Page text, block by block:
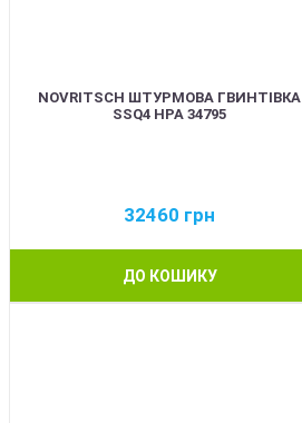
NOVRITSCH ШТУРМОВА ГВИНТІВКА
SSQ4 HPA 34795
32460 грн
ДО КОШИКУ